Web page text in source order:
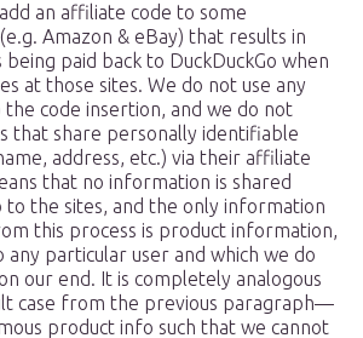
an affiliate code to some
Amazon & eBay) that results in
being paid back to DuckDuckGo when
at those sites. We do not use any
code insertion, and we do not
that share personally identifiable
address, etc.) via their affiliate
that no information is shared
to the sites, and the only information
this process is product information,
any particular user and which we do
our end. It is completely analogous
case from the previous paragraph—
product info such that we cannot